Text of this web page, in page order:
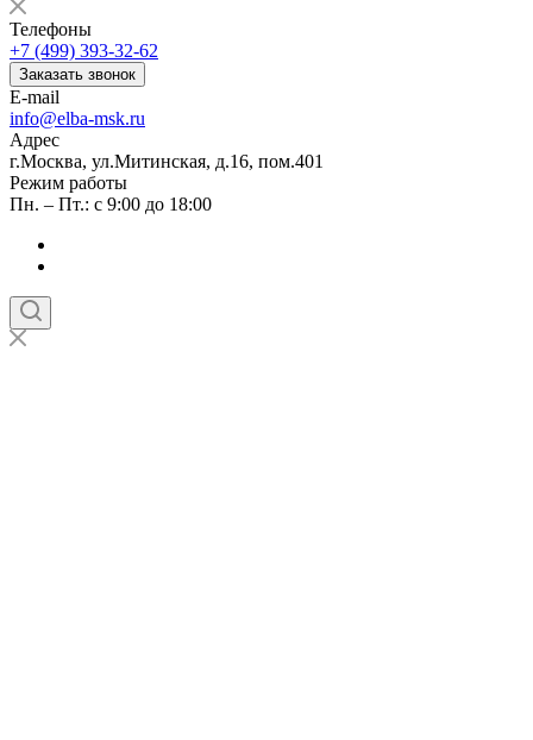
Телефоны
+7 (499) 393-32-62
Заказать звонок
E-mail
info@elba-msk.ru
Адрес
г.Москва, ул.Митинская, д.16, пом.401
Режим работы
Пн. – Пт.: с 9:00 до 18:00